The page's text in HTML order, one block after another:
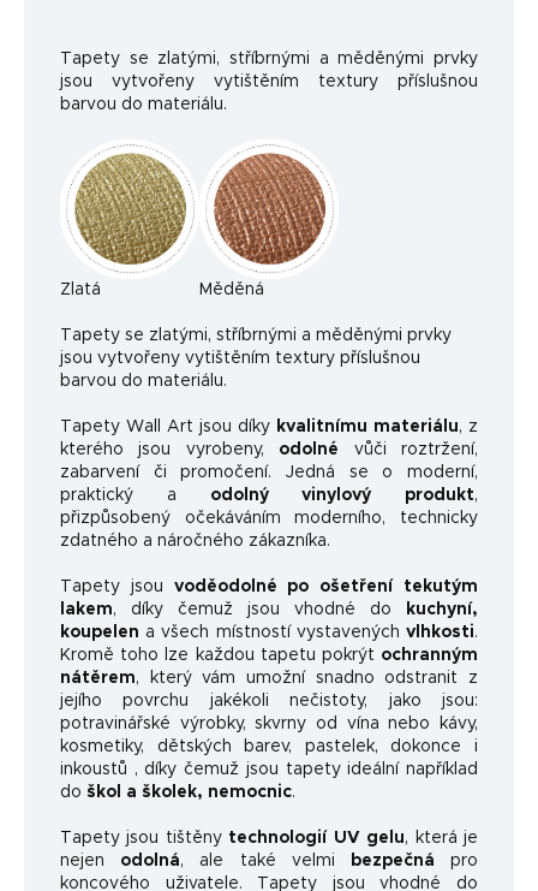
Tapety se zlatými, stříbrnými a měděnými prvky
jsou vytvořeny vytištěním textury příslušnou
barvou do materiálu.
Zlatá Měděná
Tapety se zlatými, stříbrnými a měděnými prvky
jsou vytvořeny vytištěním textury příslušnou
barvou do materiálu.
Tapety Wall Art jsou díky kvalitnímu materiálu, z
kterého jsou vyrobeny, odolné vůči roztržení,
zabarvení či promočení. Jedná se o moderní,
praktický a
odolný vinylový produkt,
přizpůsobený očekáváním moderního, technicky
zdatného a náročného zákazníka.
Tapety jsou voděodolné po ošetření tekutým
lakem, díky čemuž jsou vhodné do
kuchyní,
koupelen a všech místností vystavených vlhkosti.
Kromě toho lze každou tapetu pokrýt ochranným
nátěrem, který vám umožní snadno odstranit z
jejího povrchu jakékoli nečistoty, jako jsou:
potravinářské výrobky, skvrny od vína nebo kávy,
kosmetiky, dětských barev, pastelek, dokonce i
inkoustů , díky čemuž jsou tapety ideální například
do škol a školek, nemocnic.
Tapety jsou tištěny technologií UV gelu, která je
nejen odolná, ale také velmi bezpečná pro
koncového uživatele. Tapety jsou vhodné do